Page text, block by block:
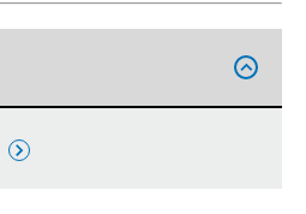

